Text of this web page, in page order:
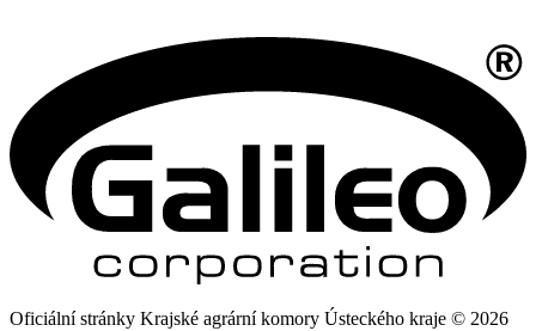
Oficiální stránky Krajské agrární komory Ústeckého kraje © 2026